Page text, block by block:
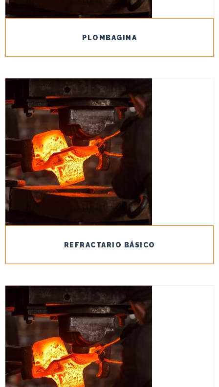
PLOMBAGINA
REFRACTARIO BÁSICO